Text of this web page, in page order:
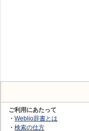
ご利用にあたって
・ Weblio辞書とは
・ 検索の仕方